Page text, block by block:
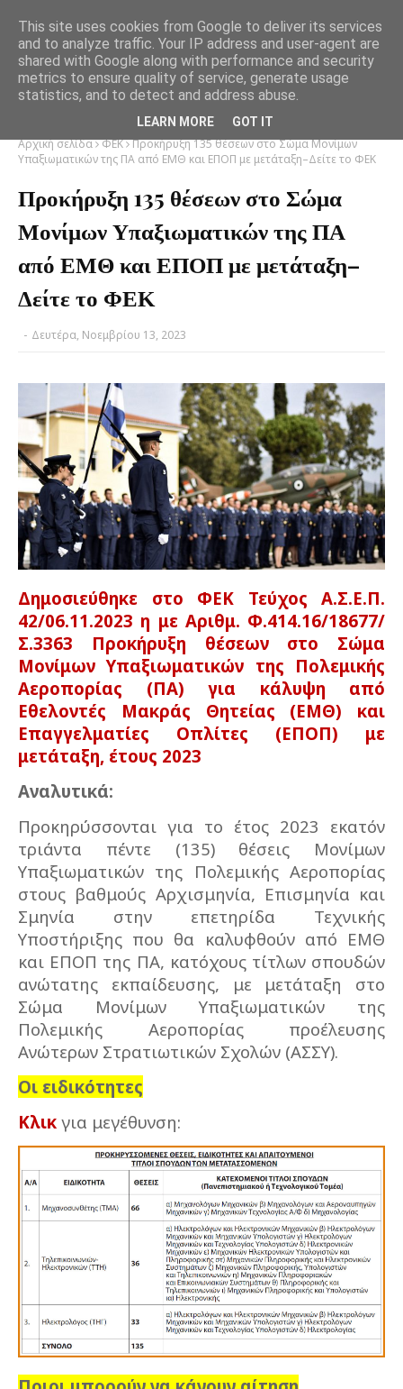
Αρχική σελίδα ΦΕΚ Προκήρυξη 135 θέσεων στο Σώμα Μονίμων
Υπαξιωματικών της ΠΑ από ΕΜΘ και ΕΠΟΠ με μετάταξη–Δείτε το ΦΕΚ
Προκήρυξη 135 θέσεων στο Σώμα
Μονίμων Υπαξιωματικών της ΠΑ
από ΕΜΘ και ΕΠΟΠ με μετάταξη–
Δείτε το ΦΕΚ
- Δευτέρα, Νοεμβρίου 13, 2023
Δημοσιεύθηκε στο ΦΕΚ Τεύχος Α.Σ.Ε.Π.
42/06.11.2023 η με Αριθμ. Φ.414.16/18677/
Σ.3363 Προκήρυξη θέσεων στο Σώμα
Μονίμων Υπαξιωματικών της Πολεμικής
Αεροπορίας (ΠΑ) για κάλυψη από
Εθελοντές Μακράς Θητείας (ΕΜΘ) και
Επαγγελματίες Οπλίτες (ΕΠΟΠ) με
μετάταξη, έτους 2023
Αναλυτικά:
Προκηρύσσονται για το έτος 2023 εκατόν
τριάντα πέντε (135) θέσεις Μονίμων
Υπαξιωματικών της Πολεμικής Αεροπορίας
στους βαθμούς Αρχισμηνία, Επισμηνία και
Σμηνία στην επετηρίδα Τεχνικής
Υποστήριξης που θα καλυφθούν από ΕΜΘ
και ΕΠΟΠ της ΠΑ, κατόχους τίτλων σπουδών
ανώτατης εκπαίδευσης, με μετάταξη στο
Σώμα Μονίμων Υπαξιωματικών της
Πολεμικής Αεροπορίας προέλευσης
Ανώτερων Στρατιωτικών Σχολών (ΑΣΣΥ).
Οι ειδικότητες
Κλικ για μεγέθυνση:
This site uses cookies from Google to deliver its services
and to analyze traffic. Your IP address and user-agent are
shared with Google along with performance and security
metrics to ensure quality of service, generate usage
statistics, and to detect and address abuse.
LEARN MORE GOT IT